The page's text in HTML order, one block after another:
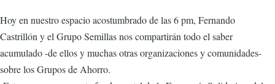
Hoy en nuestro espacio acostumbrado de las 6 pm, Fernando
Castrillón y el Grupo Semillas nos compartirán todo el saber
acumulado -de ellos y muchas otras organizaciones y comunidades-
sobre los Grupos de Ahorro.